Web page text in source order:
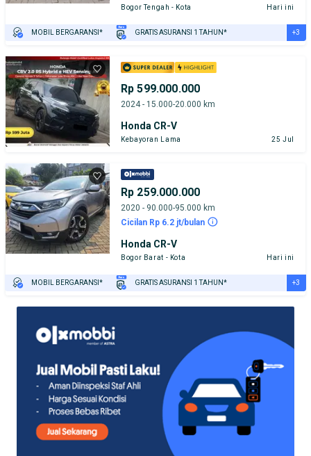
Bogor Tengah - Kota Hari ini
MOBIL BERGARANSI* GRATIS ASURANSI 1 TAHUN*
PENJUAL TERVERIFIKASI
+3
Rp 599.000.000
2024 - 15.000-20.000 km
Honda CR-V
Kebayoran Lama 25 Jul
Rp 259.000.000
2020 - 90.000-95.000 km
Cicilan Rp 6.2 jt/bulan
Honda CR-V
Bogor Barat - Kota Hari ini
MOBIL BERGARANSI* GRATIS ASURANSI 1 TAHUN* +3